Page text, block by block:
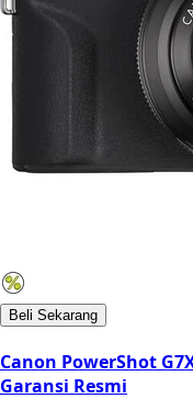
Beli Sekarang
Canon PowerShot
Garansi Resmi